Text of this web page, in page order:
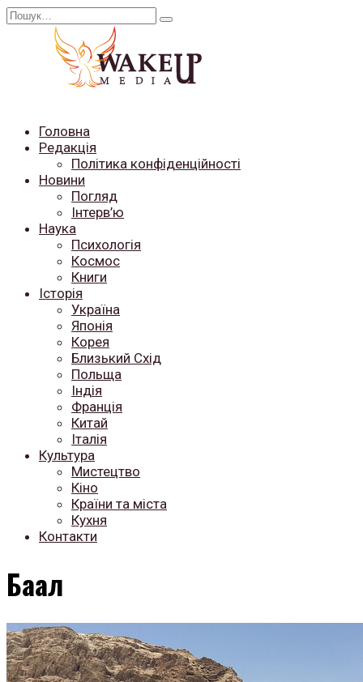
Перейти
Search
Головна
Редакція
Політика конфіденційності
Новини
Погляд
Інтерв’ю
Наука
Психологія
Космос
Книги
Історія
Україна
Японія
Корея
Близький Схід
Польща
Індія
Франція
Китай
Італія
Культура
Мистецтво
Кіно
Країни та міста
Кухня
Контакти
Баал